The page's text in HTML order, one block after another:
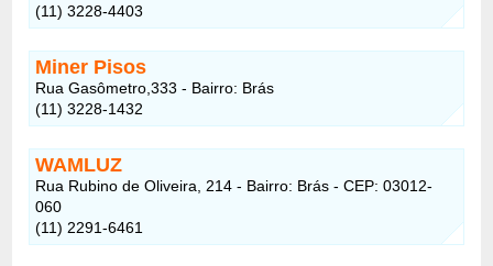
(11) 3228-4403
Miner Pisos
Rua Gasômetro,333 - Bairro: Brás
(11) 3228-1432
WAMLUZ
Rua Rubino de Oliveira, 214 - Bairro: Brás - CEP: 03012-
060
(11) 2291-6461